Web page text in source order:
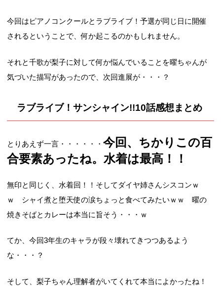
今回はピアノコンクールとラブライブ！予選が同じ日に開催
されるということで、何か起こるのかもしれません。
それと千歌が梨子に対して何か悩んでいることを曜ちゃんが
気づいた描写があったので、次回進展が・・・？
ラブライブ！サンシャイン!!10話感想まとめ
とりあえず一言・・・・・・今回、ちかりこの百
合要素あったね。水着は最高！！
無印と同じく、水着回！！そしてダイヤ姉さんシスコンｗ
ｗ シャイ煮と堕天使の涙ちょっと食べてみたいｗｗ 曜の
焼きそばとカレーは本当に旨そう・・・ｗ
てか、今回3年生のキャラが段々壊れてきつつあるよう
な・・・？
そして、梨子ちゃん理解者がいてくれて本当によかったね！